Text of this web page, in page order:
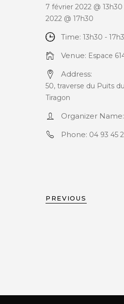
7 février 2022 @ 13h30
2022 @ 17h30
Time: 13h30 -
Venue: Espace
Address:
50, traverse du Puits
Tiragon
Organizer Name:
Phone: 04 93 45
PREVIOUS